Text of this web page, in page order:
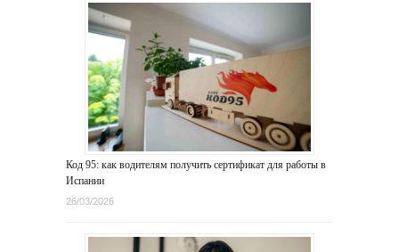
Код 95: как водителям получить сертификат для работы в
Испании
26/03/2026